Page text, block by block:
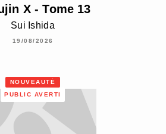
X - Tome 13
Sui Ishida
19/08/2026
NOUVEAUTÉ
PUBLIC AVERTI